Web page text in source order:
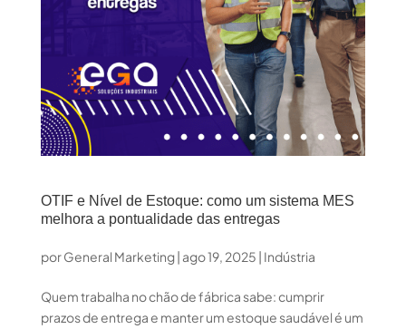
OTIF e Nível de Estoque: como um sistema MES
melhora a pontualidade das entregas
porGeneral Marketing|ago 19, 2025 | Indústria
Quem trabalha no chão de fábrica sabe: cumprir
prazos de entrega e manter um estoque saudável é um